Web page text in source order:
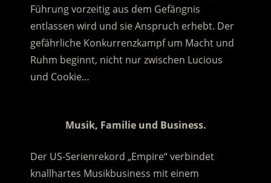
Führung vorzeitig aus dem Gefängnis
entlassen wird und sie Anspruch erhebt. Der
gefährliche Konkurrenzkampf um Macht und
Ruhm beginnt, nicht nur zwischen Lucious
und Cookie…
Musik, Familie und Business.
Der US-Serienrekord „Empire“ verbindet
knallhartes Musikbusiness mit einem